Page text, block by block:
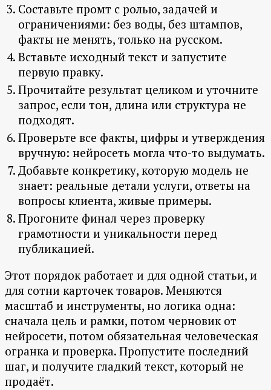
Составьте промт с ролью, задачей и
ограничениями: без воды, без штампов,
факты не менять, только на русском.
Вставьте исходный текст и запустите
первую правку.
Прочитайте результат целиком и уточните
запрос, если тон, длина или структура не
подходят.
Проверьте все факты, цифры и утверждения
вручную: нейросеть могла что-то выдумать.
Добавьте конкретику, которую модель не
знает: реальные детали услуги, ответы на
вопросы клиента, живые примеры.
Прогоните финал через проверку
грамотности и уникальности перед
публикацией.
Этот порядок работает и для одной статьи, и
для сотни карточек товаров. Меняются
масштаб и инструменты, но логика одна:
сначала цель и рамки, потом черновик от
нейросети, потом обязательная человеческая
огранка и проверка. Пропустите последний
шаг, и получите гладкий текст, который не
продаёт.